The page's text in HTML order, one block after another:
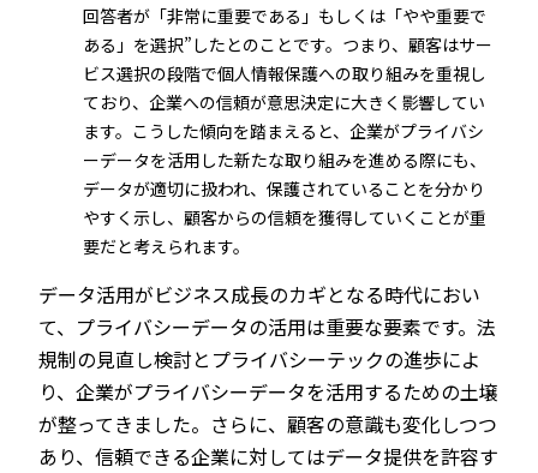
回答者が「非常に重要である」もしくは「やや重要で
ある」を選択”したとのことです。つまり、顧客はサー
ビス選択の段階で個人情報保護への取り組みを重視し
ており、企業への信頼が意思決定に大きく影響してい
ます。こうした傾向を踏まえると、企業がプライバシ
ーデータを活用した新たな取り組みを進める際にも、
データが適切に扱われ、保護されていることを分かり
やすく示し、顧客からの信頼を獲得していくことが重
要だと考えられます。
データ活用がビジネス成長のカギとなる時代におい
て、プライバシーデータの活用は重要な要素です。法
規制の見直し検討とプライバシーテックの進歩によ
り、企業がプライバシーデータを活用するための土壌
が整ってきました。さらに、顧客の意識も変化しつつ
あり、信頼できる企業に対してはデータ提供を許容す